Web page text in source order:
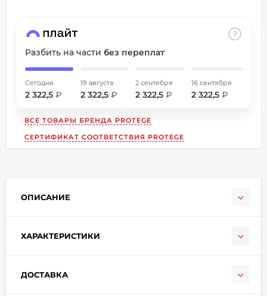
Разбить на части без переплат
Сегодня
2 322,5 ₽
19 августа
2 322,5 ₽
2 сентября
2 322,5 ₽
16 сентября
2 322,5 ₽
ВСЕ ТОВАРЫ БРЕНДА PROTEGE
СЕРТИФИКАТ СООТВЕТСТВИЯ PROTEGE
ОПИСАНИЕ
ХАРАКТЕРИСТИКИ
ДОСТАВКА